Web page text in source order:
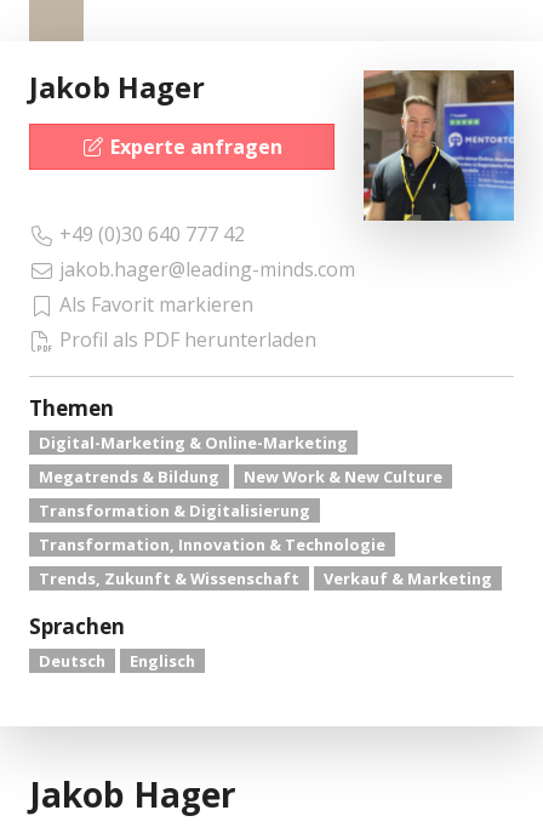
Jakob Hager
Experte anfragen
+49 (0)30 640 777 42
jakob.hager@leading-minds.com
Als Favorit markieren
Profil als PDF herunterladen
Themen
Digital-Marketing & Online-Marketing
Megatrends & Bildung
New Work & New Culture
Transformation & Digitalisierung
Transformation, Innovation & Technologie
Trends, Zukunft & Wissenschaft
Verkauf & Marketing
Sprachen
Deutsch Englisch
Jakob Hager